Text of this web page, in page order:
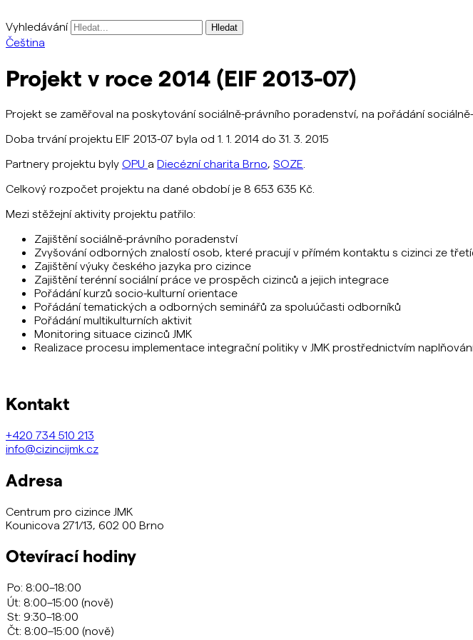
Vyhledávání
Čeština
Projekt v roce 2014 (EIF 2013-07)
Projekt se zaměřoval na poskytování sociálně-právního poradenství, na pořádání
Doba trvání projektu EIF 2013-07 byla od 1. 1. 2014 do 31. 3. 2015
Partnery projektu byly OPU a Diecézní charita Brno, SOZE
Celkový rozpočet projektu na dané období je 8 653 635 Kč.
Mezi stěžejní aktivity projektu patřilo:
Zajištění sociálně-právního poradenství
Zvyšování odborných znalostí osob, které pracují v přímém kontaktu s cizinci ze
Zajištění výuky českého jazyka pro cizince
Zajištění terénní sociální práce ve prospěch cizinců a jejich integrace
Pořádání kurzů socio-kulturní orientace
Pořádání tematických a odborných seminářů za spoluúčasti odborníků
Pořádání multikulturních aktivit
Monitoring situace cizinců JMK
Realizace procesu implementace integrační politiky v JMK prostřednictvím
Kontakt
+420 734 510 213
info@cizincijmk.cz
Adresa
Centrum pro cizince JMK
Kounicova 271/13, 602 00 Brno
Otevírací hodiny